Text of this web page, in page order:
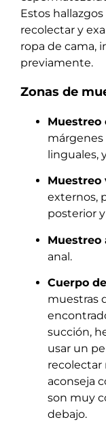
Estos
recolectar y
ropa de cama,
previamente.
Zonas de
Muestreo
márgenes
linguales,
Muestreo
externos,
posterior
Muestreo
anal.
Cuerpo
muestras
succión,
usar un
recolectar
aconseja
son muy
debajo.